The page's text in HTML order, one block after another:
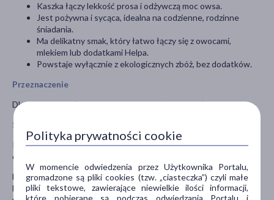
Kaszka łączy lekkość prosa i odżywczą moc owsa.
Jest pożywna i sycąca, idealna na codzienne, rodzinne
śniadania.
Ma delikatny smak, który łatwo łączy się z owocami,
mlekiem lub dodatkami Helpa.
Powstaje wyłącznie z ekologicznych zbóż, bez dodatków.
Przeznaczenie
Dla dzieci i dorosłych jako naturalny, pożywny posiłek.
Sposób użycia
Idealna do przygotowania na wodzie lub mleku; świetna z
owocami, jogurtem lub dodatkami smakowymi Helpa.
Do garnka wlej 200 ml wody lub mleka. Powoli wsyp dwie łyżki
kaszki, mieszając. Doprowadź do wrzenia i gotuj 2–3 minuty do
Polityka prywatności cookie
W momencie odwiedzenia przez Użytkownika Portalu,
gromadzone są pliki cookies (tzw. „ciasteczka”) czyli małe
pliki tekstowe, zawierające niewielkie ilości informacji,
które pobierane są podczas odwiedzania Portalu i